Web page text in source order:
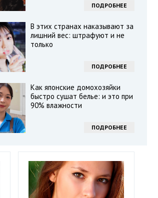
ПОДРОБНЕЕ
В этих странах наказывают за
лишний вес: штрафуют и не
только
ПОДРОБНЕЕ
Как японские домохозяйки
быстро сушат белье: и это при
90% влажности
ПОДРОБНЕЕ